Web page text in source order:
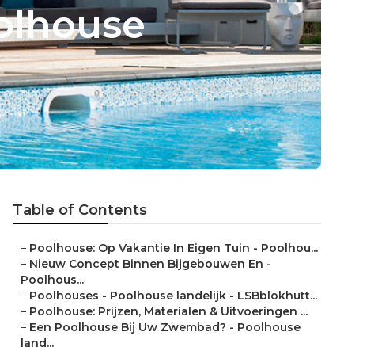
Table of Contents
– Poolhouse: Op Vakantie In Eigen Tuin - Poolhou...
– Nieuw Concept Binnen Bijgebouwen En -
Poolhous...
– Poolhouses - Poolhouse landelijk - LSBblokhutt...
– Poolhouse: Prijzen, Materialen & Uitvoeringen ...
– Een Poolhouse Bij Uw Zwembad? - Poolhouse
land...